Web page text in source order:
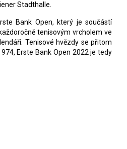
Stadthalle.
Bank Open, který je součástí
tenisovým vrcholem ve
Tenisové hvězdy se přitom
Erste Bank Open 2022 je tedy